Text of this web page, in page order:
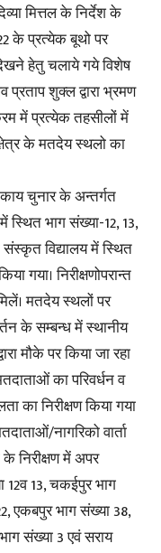
मित्तल के निर्देश के
के प्रत्येक बूथो पर
हेतु चलाये गये विशेष
प्रताप शुक्ल द्वारा भ्रमण
में प्रत्येक तहसीलों में
के मतदेय स्थलो का
चुनार के अन्तर्गत
भाग संख्या-12, 13,
विद्यालय में स्थित
गया। निरीक्षणोपरान्त
मतदेय स्थलों पर
के सम्बन्ध में स्थानीय
मौके पर किया जा रहा
का परिवर्धन व
का निरीक्षण किया गया
नागरिको वार्ता
निरीक्षण में अपर
12व 13, चकईपुर भाग
एकबपुर भाग संख्या 38,
संख्या 3 एवं सराय